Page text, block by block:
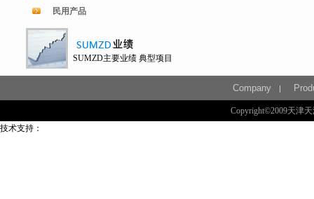
民用产品
SUMZD主要业绩 典型项目
Company
Copyright©2009天津
技术支持：